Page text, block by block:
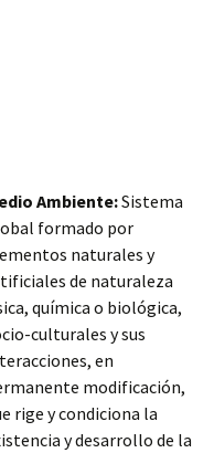
Ambiente:Sistema
formado por
naturales y
de naturaleza
química o biológica,
culturales y sus
en
modificación,
rige y condiciona la
y desarrollo de la